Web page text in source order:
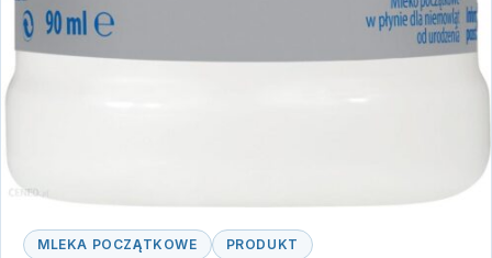
MLEKA POCZĄTKOWE PRODUKT